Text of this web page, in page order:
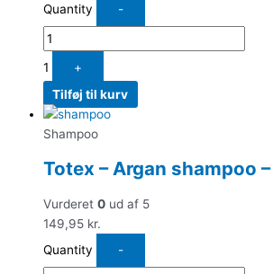
Quantity
-
1
+
Tilføj til kurv
Shampoo
Totex – Argan shampoo
Vurderet 0 ud af 5
149,95 kr.
Quantity
-